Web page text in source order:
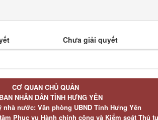
Chưa giải quyết
CƠ QUAN CHỦ QUẢN
NHÂN DÂN TỈNH HƯNG YÊN
nhà nước: Văn phòng UBND Tỉnh Hưng Yên
Phục vụ Hành chính công và Kiểm soát Thủ